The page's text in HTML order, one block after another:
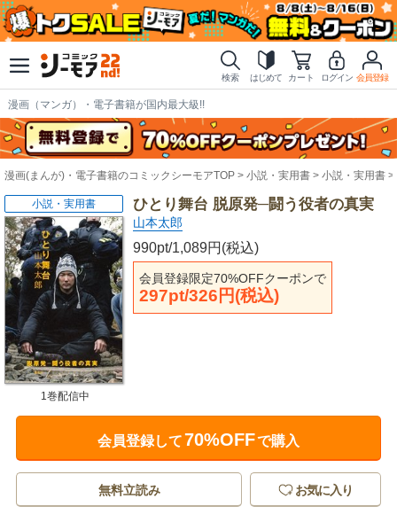
検索 はじめて カート ログイン 会員登録
漫画（マンガ）・電子書籍が国内最大級!!
漫画(まんが)・電子書籍のコミックシーモアTOP 小説・実用書 小説・実用書
ひとり舞台 脱原発─闘う役者の真実
山本太郎
990pt/1,089円(税込)
会員登録限定70%OFFクーポンで
297pt/326円(税込)
小説・実用書
1巻配信中
会員登録して70%OFFで購入
無料立読み お気に入り